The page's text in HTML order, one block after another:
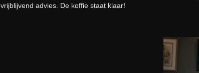
vrijblijvend advies. De koffie staat klaar!